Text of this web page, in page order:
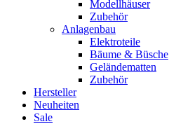
Modellhäuser
Zubehör
Anlagenbau
Elektroteile
Bäume & Büsche
Geländematten
Zubehör
Hersteller
Neuheiten
Sale